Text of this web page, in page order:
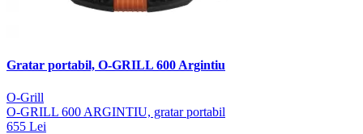
Gratar portabil, O-GRILL 600 Argintiu
O-Grill
O-GRILL 600 ARGINTIU, gratar portabil
655 Lei